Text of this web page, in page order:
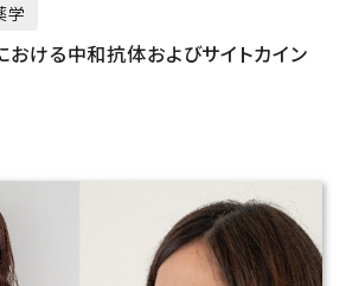
学
ける中和抗体およびサイトカイン